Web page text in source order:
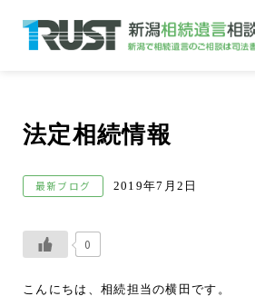
法定相続情報
最新ブログ 2019年7月2日
0
こんにちは、相続担当の横田です。